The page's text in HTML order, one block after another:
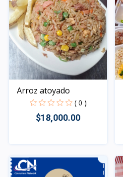
Arroz atoyado
( 0 )
$18,000.00